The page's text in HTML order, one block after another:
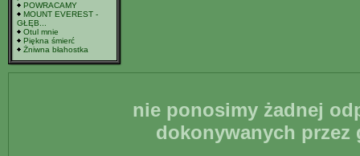
POWRACAMY
MOUNT EVEREST -
GŁĘB...
Otul mnie
Piękna śmierć
Żniwna błahostka
nie ponosimy żadnej
dokonywanych